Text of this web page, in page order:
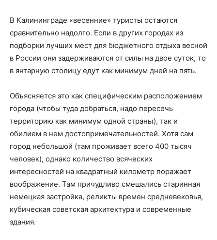
В Калининграде «весенние» туристы остаются
сравнительно надолго. Если в других городах из
подборки лучших мест для бюджетного отдыха весной
в России они задерживаются от силы на двое суток, то
в янтарную столицу едут как минимум дней на пять.
Объясняется это как специфическим расположением
города (чтобы туда добраться, надо пересечь
территорию как минимум одной страны), так и
обилием в нем достопримечательностей. Хотя сам
город небольшой (там проживает всего 400 тысяч
человек), однако количество всяческих
интересностей на квадратный километр поражает
воображение. Там причудливо смешались старинная
немецкая застройка, реликты времен средневековья,
кубическая советская архитектура и современные
здания.